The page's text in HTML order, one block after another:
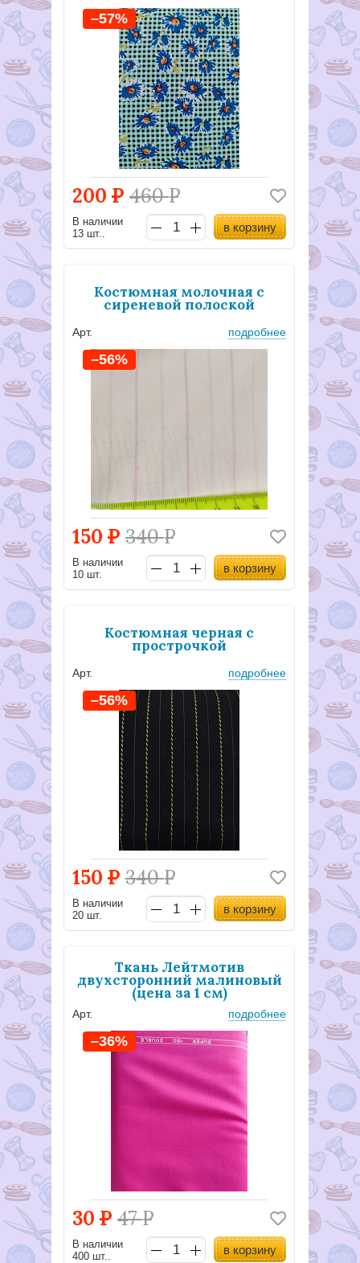
200 Р 460Р
–57%
В наличии
13 шт..
в корзину
Костюмная молочная с
сиреневой полоской
Арт. подробнее
150 Р 340Р
–56%
В наличии
10 шт.
в корзину
Костюмная черная с
прострочкой
Арт. подробнее
150 Р 340Р
–56%
В наличии
20 шт.
в корзину
Ткань Лейтмотив
двухсторонний малиновый
(цена за 1 см)
Арт. подробнее
30 Р 47Р
–36%
В наличии
400 шт..
в корзину